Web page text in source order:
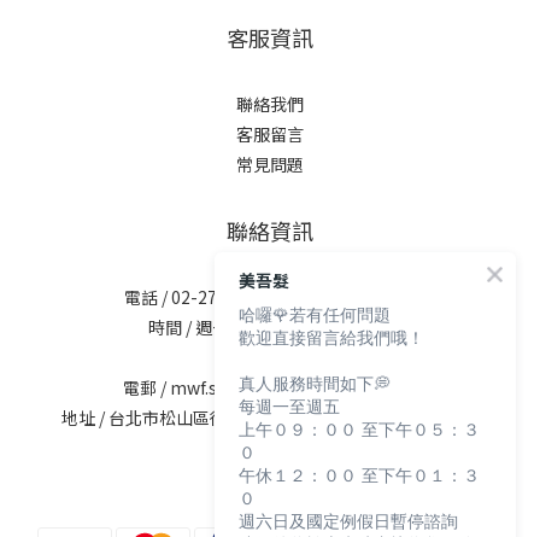
客服資訊
聯絡我們
客服留言
常見問題
聯絡資訊
電話 / 02-2713-6621 (無提供訂購服務)
時間 / 週一至週五 09:30-12:00；
電郵 / mwf.service@maywufa.com.tw
地址 / 台北市松山區復興北路167號5樓(無提供現場販售)
美吾髮
哈囉🌹若有任何問題
歡迎直接留言給我們哦！
真人服務時間如下💭
每週一至週五
上午０９：００ 至下午０５：３
０
午休１２：００ 至下午０１：３
０
週六日及國定例假日暫停諮詢